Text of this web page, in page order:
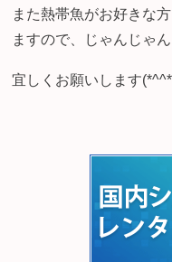
また熱帯魚がお好きな
ますので、じゃんじゃ
宜しくお願いします